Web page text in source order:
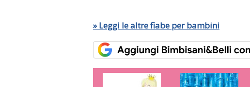
» Leggi le altre fiabe per bambini